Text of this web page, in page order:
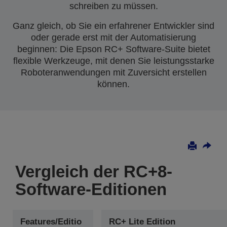
schreiben zu müssen.
Ganz gleich, ob Sie ein erfahrener Entwickler sind
oder gerade erst mit der Automatisierung
beginnen: Die Epson RC+ Software-Suite bietet
flexible Werkzeuge, mit denen Sie leistungsstarke
Roboteranwendungen mit Zuversicht erstellen
können.
Vergleich der RC+8-
Software-Editionen
Features/Editio
RC+ Lite Edition